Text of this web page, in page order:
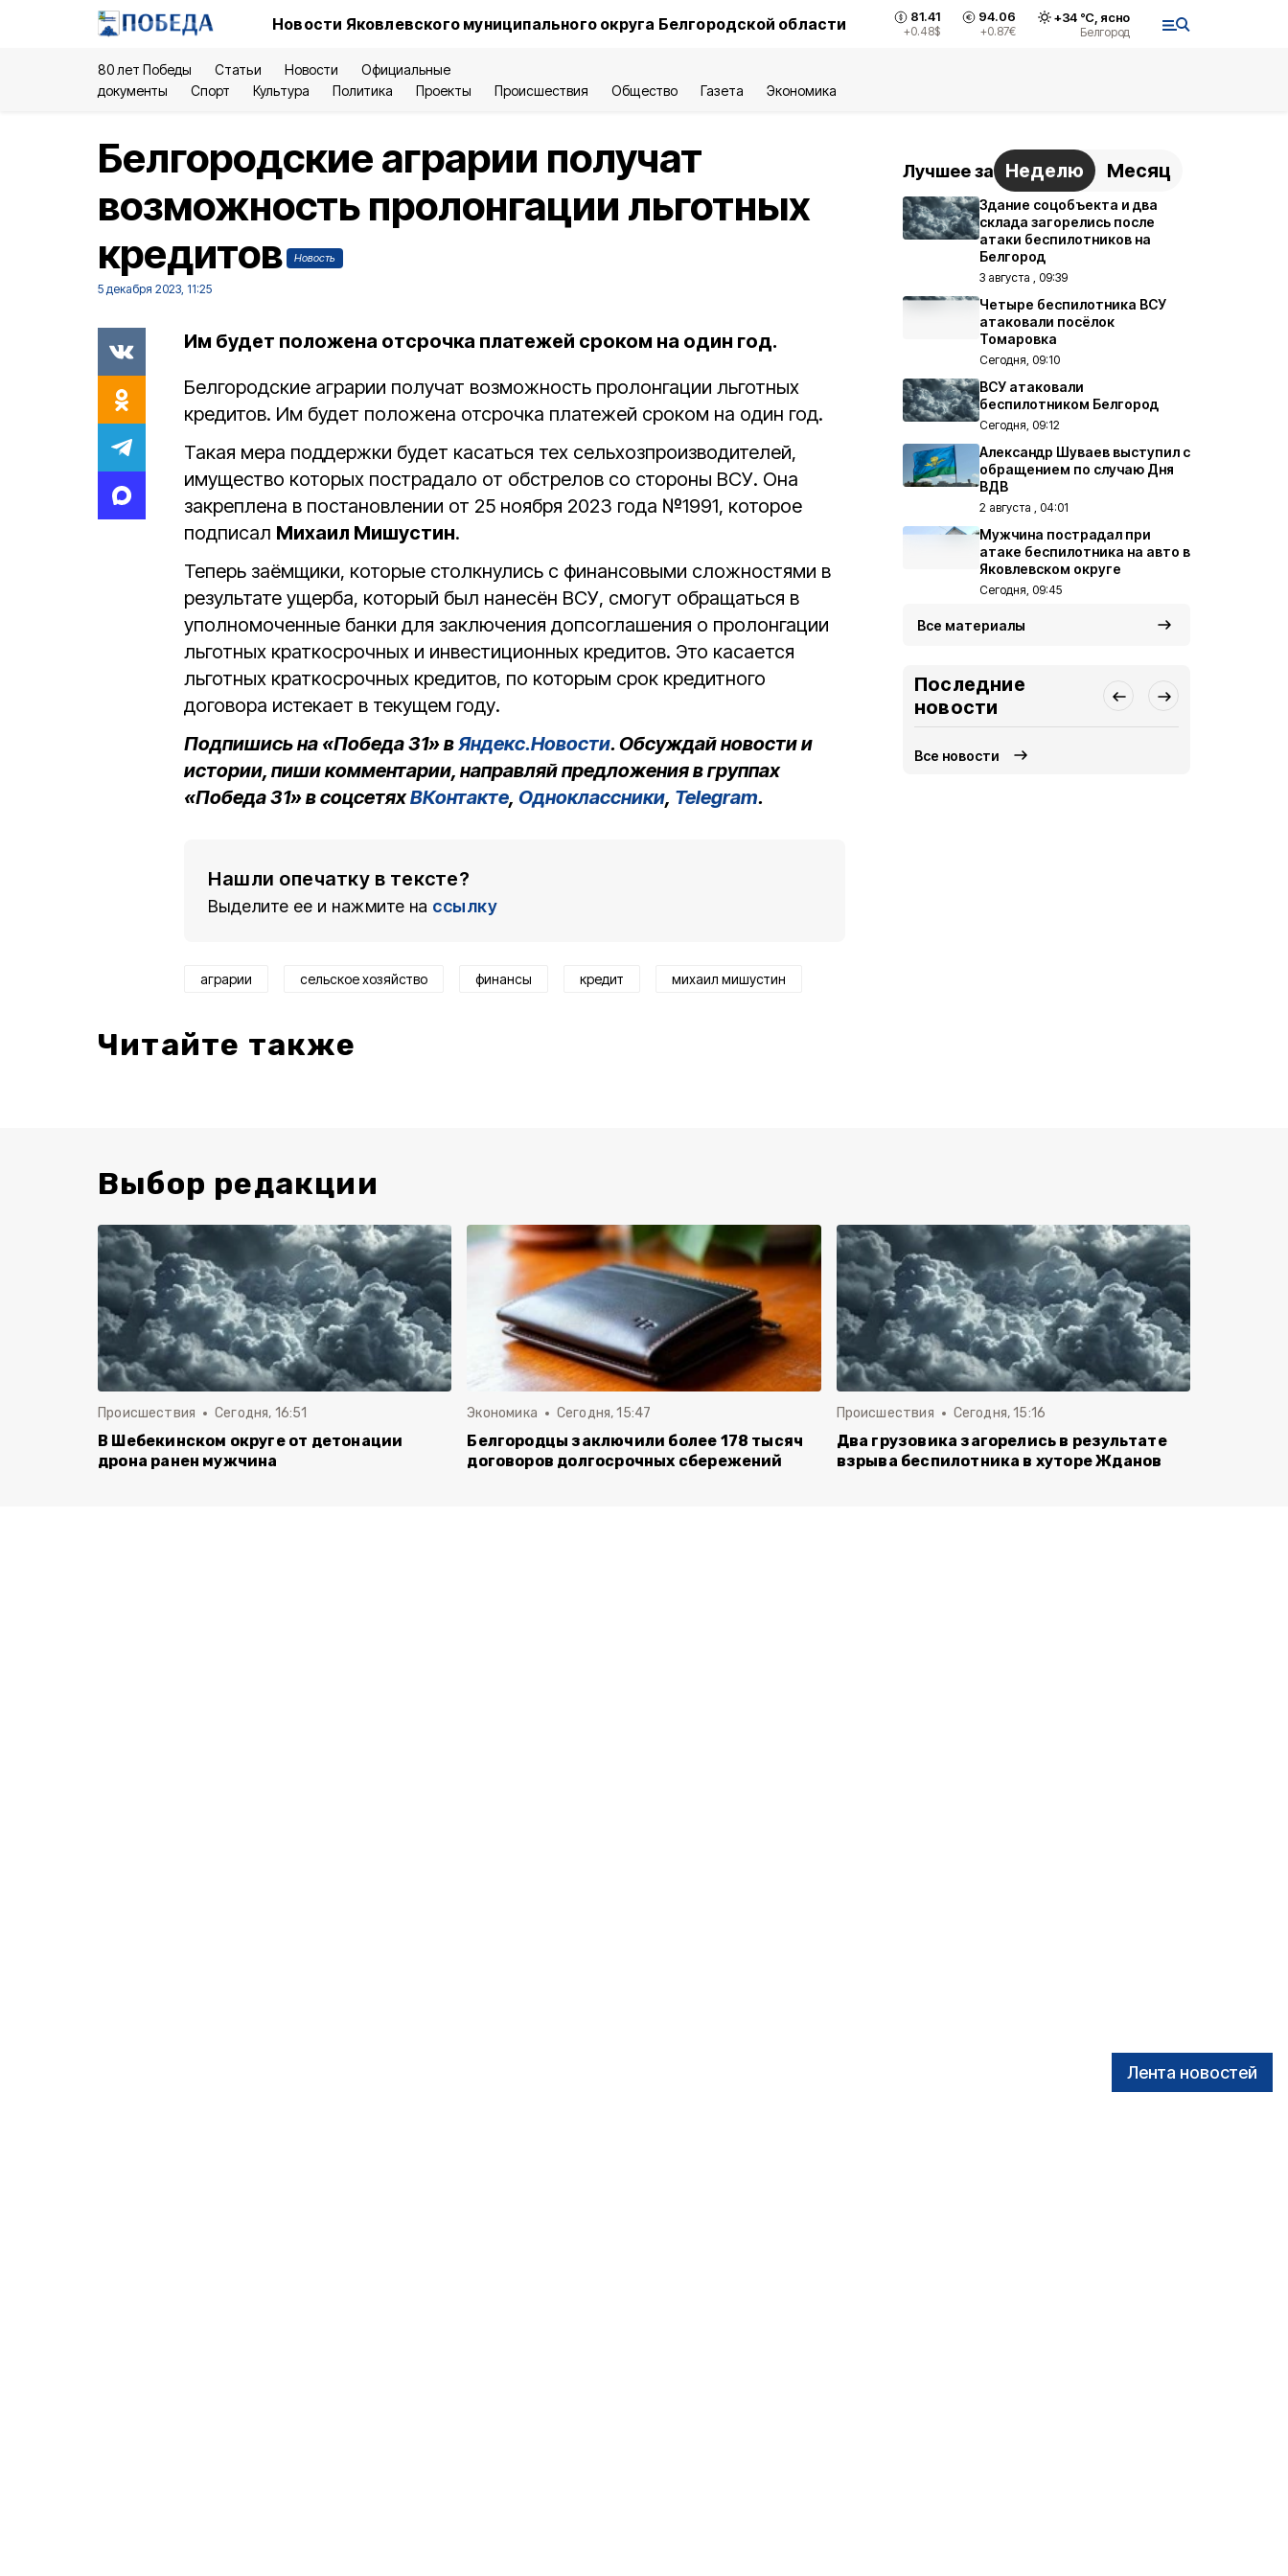
Новости Яковлевского муниципального округа Белгородской области 81.41
+0.48$
94.06
+0.87€
+34°С, ясно
Белгород
80 лет Победы Статьи Новости
Официальные
документы
Спорт Культура Политика Проекты Происшествия Общество Газета Экономика
Лента новостей
Белгородские аграрии получат
возможность пролонгации льготных
кредитов
Новость
5 декабря 2023, 11:25
Им будет положена отсрочка платежей сроком на один год.
Белгородские аграрии получат возможность пролонгации льготных
кредитов. Им будет положена отсрочка платежей сроком на один год.
Такая мера поддержки будет касаться тех сельхозпроизводителей,
имущество которых пострадало от обстрелов со стороны ВСУ. Она
закреплена в постановлении от 25 ноября 2023 года №1991, которое
подписал Михаил Мишустин.
Теперь заёмщики, которые столкнулись с финансовыми сложностями в
результате ущерба, который был нанесён ВСУ, смогут обращаться в
уполномоченные банки для заключения допсоглашения о пролонгации
льготных краткосрочных и инвестиционных кредитов. Это касается
льготных краткосрочных кредитов, по которым срок кредитного
договора истекает в текущем году.
Подпишись на «Победа 31» вЯндекс.Новости. Обсуждай новости и
истории, пиши комментарии, направляй предложения в группах
«Победа 31» в соцсетяхВКонтакте, Одноклассники, Telegram.
Нашли опечатку в тексте?
Выделите ее и нажмите на ссылку
аграрии сельское хозяйство финансы кредит михаил мишустин
Читайте также
Лучшее за Неделю Месяц
Здание соцобъекта и два
склада загорелись после
атаки беспилотников на
Белгород
3 августа , 09:39
Четыре беспилотника ВСУ
атаковали посёлок
Томаровка
Сегодня, 09:10
ВСУ атаковали
беспилотником Белгород
Сегодня, 09:12
Александр Шуваев выступил с
обращением по случаю Дня
ВДВ
2 августа , 04:01
Мужчина пострадал при
атаке беспилотника на авто в
Яковлевском округе
Сегодня, 09:45
Все материалы
Последние
новости
Все новости
Выбор редакции
Происшествия Сегодня, 16:51
В Шебекинском округе от детонации
дрона ранен мужчина
Экономика Сегодня, 15:47
Белгородцы заключили более 178 тысяч
договоров долгосрочных сбережений
Происшествия Сегодня, 15:16
Два грузовика загорелись в результате
взрыва беспилотника в хуторе Жданов